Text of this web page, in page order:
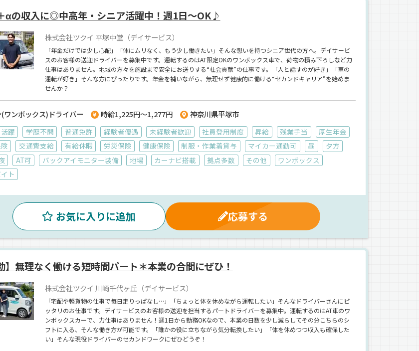
αの収入に◎中高年・シニア活躍中！週1日～OK♪
株式会社ツクイ 平塚中堂（デイサービス）
「年金だけでは少し心配」「体にムリなく、もう少し働きたい」そんな想いを持つシニア世代の方へ。デイサービ
スのお客様の送迎ドライバーを募集中です。運転するのはAT限定OKのワンボックス車で、荷物の積み下ろしなど力
仕事はありません。地域の方々を施設まで安全にお送りする“社会貢献”の仕事です。「人と話すのが好き」「車の
運転が好き」そんな方にぴったりです。年金を補いながら、無理せず健康的に働ける“セカンドキャリア”を始めま
せんか？
ワンボックス)ドライバー 時給1,225円～1,277円 神奈川県平塚市
躍 学歴不問 普通免許 経験者優遇 未経験者歓迎 社員登用制度 昇給 残業手当
厚生年金
交通費支給 有給休暇 労災保険 健康保険 制服・作業着貸与 マイカー通勤可 昼
夕方
AT可 バックアイモニター装備 地場 カーナビ搭載 拠点多数 その他
ワンボックス
ト
お気に入りに追加 応募する
】無理なく働ける短時間パート＊本業の合間にぜひ！
株式会社ツクイ 川崎千代ヶ丘（デイサービス）
「宅配や軽貨物の仕事で毎日走りっぱなし…」「ちょっと体を休めながら運転したい」そんなドライバーさんにピ
ッタリのお仕事です。デイサービスのお客様の送迎を担当するパートドライバーを募集中。運転するのはAT車のワ
ンボックスカーで、力仕事はありません！週1日から勤務OKなので、本業の日数を少し減らしてその分こちらのシ
フトに入る、そんな働き方が可能です。「誰かの役に立ちながら気分転換したい」「体を休めつつ収入も確保した
い」そんな現役ドライバーのセカンドワークにぜひどうぞ！